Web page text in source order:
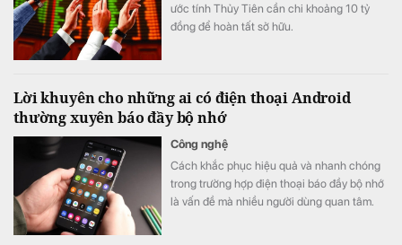
ước tính Thủy Tiên cần chi khoảng 10 tỷ
đồng để hoàn tất sở hữu.
Lời khuyên cho những ai có điện thoại Android
thường xuyên báo đầy bộ nhớ
Công nghệ
Cách khắc phục hiệu quả và nhanh chóng
trong trường hợp điện thoại báo đầy bộ nhớ
là vấn đề mà nhiều người dùng quan tâm.